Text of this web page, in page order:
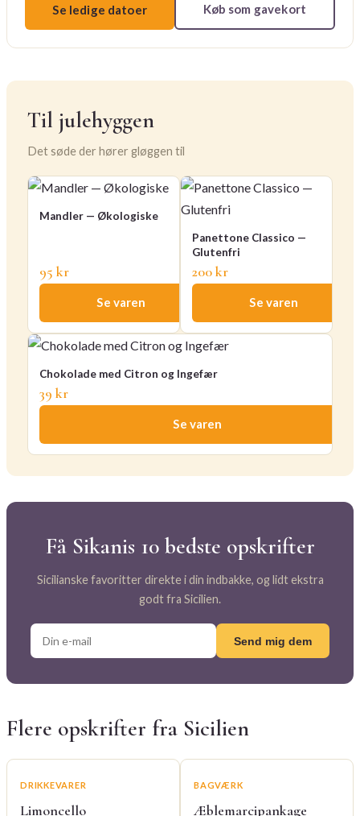
Se ledige datoer Køb som gavekort
Til julehyggen
Det søde der hører gløggen til
Mandler — Økologiske
95 kr
Se varen
Panettone Classico —
Glutenfri
200 kr
Se varen
Chokolade med Citron og Ingefær
39 kr
Se varen
Få Sikanis 10 bedste opskrifter
Sicilianske favoritter direkte i din indbakke, og lidt ekstra
godt fra Sicilien.
Send mig dem
Flere opskrifter fra Sicilien
DRIKKEVARER
Limoncello
BAGVÆRK
Æblemarcipankage